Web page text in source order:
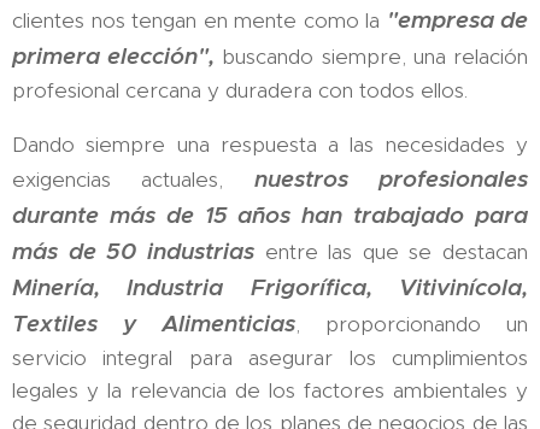
clientes nos tengan en mente como la "empresa de
primera elección", buscando siempre, una relación
profesional cercana y duradera con todos ellos.
Dando siempre una respuesta a las necesidades y
exigencias actuales, nuestros profesionales
durante más de 15 años han trabajado para
más de 50 industriasentre las que se destacan
Minería, Industria Frigorífica, Vitivinícola,
Textiles y Alimenticias, proporcionando un
servicio integral para asegurar los cumplimientos
legales y la relevancia de los factores ambientales y
de seguridad dentro de los planes de negocios de las